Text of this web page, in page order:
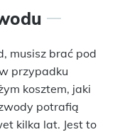
musisz brać pod
przypadku
kosztem, jaki
potrafią
kilka lat. Jest to